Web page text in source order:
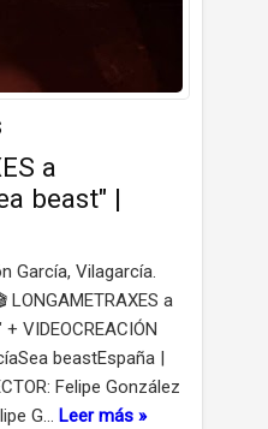
a
beast" |
García, Vilagarcía.
LONGAMETRAXES a
VIDEOCREACIÓN
beastEspaña |
Felipe González
G… Leer más »